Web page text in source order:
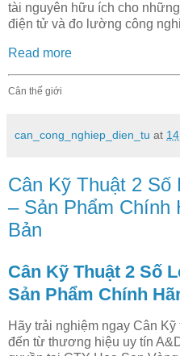
tài nguyên hữu ích cho
điện tử và đo lường công
Read more
Cân thế giới
can_cong_nghiep_dien_tu at
Cân Kỹ Thuật 2 Số
– Sản Phẩm Chính
Bản
Cân Kỹ Thuật 2 Số
Sản Phẩm Chính
Hãy trải nghiệm ngay Cân
đến từ thương hiệu uy tín